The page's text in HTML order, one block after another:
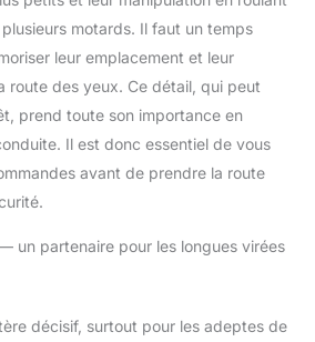
motards. Il faut un temps
leur emplacement et leur
route des yeux. Ce détail, qui peut
prend toute son importance en
Il est donc essentiel de vous
avant de prendre la route
un partenaire pour les longues virées
décisif, surtout pour les adeptes de